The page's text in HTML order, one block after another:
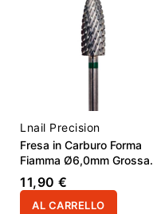
controllata del materiale.
Lnail Precision
Fresa in Carburo Forma
Fiamma Ø6,0mm Grossa
Taglio Incrociato LL
16,0mm L/R
11,90 €
AL CARRELLO